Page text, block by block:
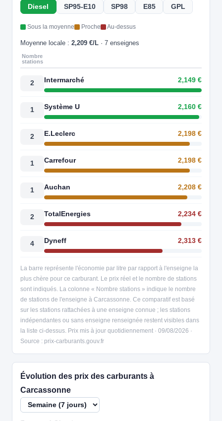
Diesel SP95-E10 SP98 E85 GPL
Sous la moyenne Proche Au-dessus
Moyenne locale : 2,209 €/L · 7 enseignes
Nombre
stations
2 Intermarché 2,149 €
1 Système U 2,160 €
2 E.Leclerc 2,198 €
1 Carrefour 2,198 €
1 Auchan 2,208 €
2 TotalEnergies 2,234 €
4 Dyneff 2,313 €
La barre représente l'économie par litre par rapport à l'enseigne la
plus chère pour ce carburant. Le prix réel et le nombre de stations
sont indiqués. La colonne « Nombre stations » indique le nombre
de stations de l'enseigne à Carcassonne. Ce comparatif est basé
sur les stations rattachées à une enseigne connue ; les stations
indépendantes ou sans enseigne renseignée restent visibles dans
la liste ci-dessus. Prix mis à jour quotidiennement · 09/08/2026 ·
Source : prix-carburants.gouv.fr
Évolution des prix des carburants à
Carcassonne